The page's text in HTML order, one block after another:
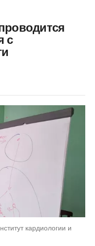
с
кардиологии и